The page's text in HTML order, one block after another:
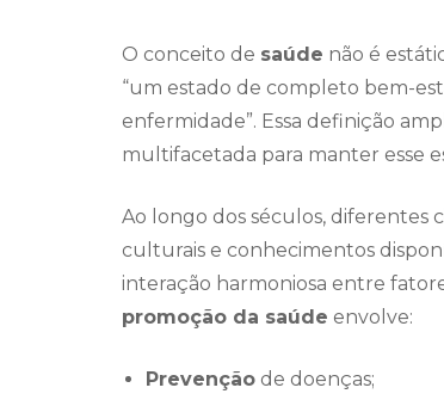
O conceito de saúde não é
“um estado de completo bem-
enfermidade”. Essa definição
multifacetada para manter esse
Ao longo dos séculos, diferentes
culturais e conhecimentos
interação harmoniosa entre
promoção da saúde envolve:
Prevenção de doenças;